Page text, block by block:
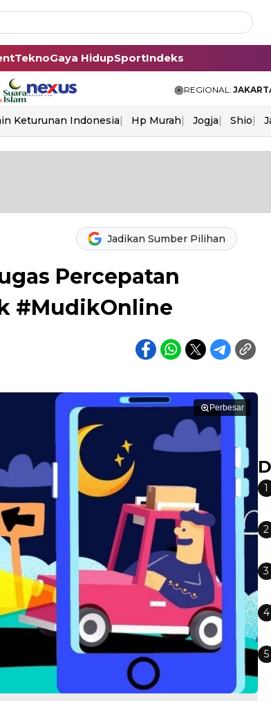
TeknoGaya HidupSportIndeks
REGIONAL:
Keturunan Indonesia Hp Murah Jogja Shio
Jadikan Sumber Pilihan
Percepatan
#MudikOnline
Perbesar
1
2
3
4
5